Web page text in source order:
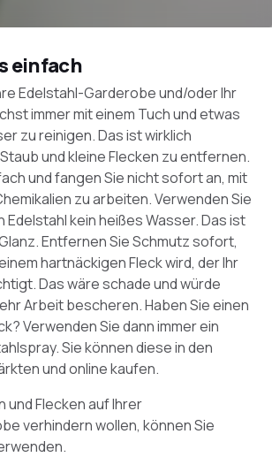
einfach
Edelstahl-Garderobe und/oder Ihr
immer mit einem Tuch und etwas
zu reinigen. Das ist wirklich
und kleine Flecken zu entfernen.
und fangen Sie nicht sofort an, mit
zu arbeiten. Verwenden Sie
Edelstahl kein heißes Wasser. Das ist
Entfernen Sie Schmutz sofort,
hartnäckigen Fleck wird, der Ihr
Das wäre schade und würde
Arbeit bescheren. Haben Sie einen
Verwenden Sie dann immer ein
Sie können diese in den
und online kaufen.
und Flecken auf Ihrer
verhindern wollen, können Sie